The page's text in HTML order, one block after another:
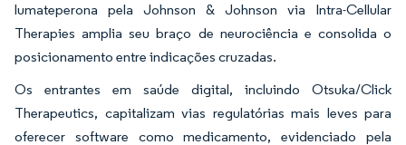
lumateperona pela Johnson & Johnson via Intra-Cellular
Therapies amplia seu braço de neurociência e consolida o
posicionamento entre indicações cruzadas.
Os entrantes em saúde digital, incluindo Otsuka/Click
Therapeutics, capitalizam vias regulatórias mais leves para
oferecer software como medicamento, evidenciado pela